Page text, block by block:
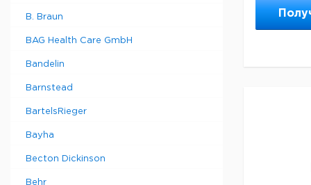
B. Braun
BAG Health Care GmbH
Bandelin
Barnstead
BartelsRieger
Bayha
Becton Dickinson
Behr
300 ° С
Диапазон
среды 5 °
Контроль
* без
56 мм
колпачка,
данные
Страна
Ширина